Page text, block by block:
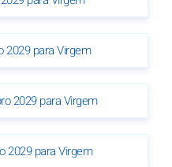
2029 para Virgem
2029 para Virgem
2029 para Virgem